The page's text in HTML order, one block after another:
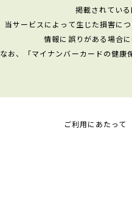
掲載されてい
当サービスによって生じた損害に
情報に誤りがある場合
なお、「マイナンバーカードの健康
ご利用にあたって